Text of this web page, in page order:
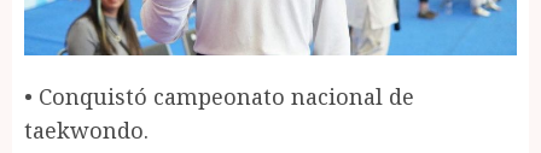
• Conquistó campeonato nacional de
taekwondo.